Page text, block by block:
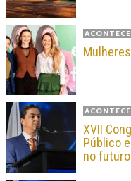
ACONTECE
ACONTECE
XVII
Público
no